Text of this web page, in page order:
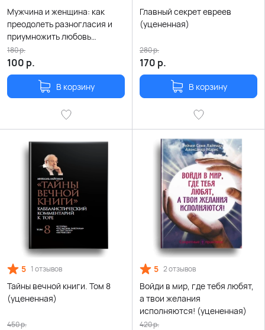
Мужчина и женщина: как
преодолеть разногласия и
приумножить любовь
(уцененная)
100 р.
180р.
В корзину
Главный секрет евреев
(уцененная)
170 р.
280р.
В корзину
5 1 отзывов
Тайны вечной книги. Том 8
(уцененная)
450р.
5 2 отзывов
Войди в мир, где тебя любят,
а твои желания
исполняются! (уцененная)
420р.